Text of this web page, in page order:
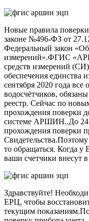
Новые правила
законе №496-ФЗ от
Федеральный закон
измерений».ФГИС
средств измерений
обеспечения единства
сентября 2020 года
водосчётчиков,
реестр. Сейчас по
прохождения поверки
системе АРШИН..До 24
прохождения поверки
то обращаться. Когда у
ваши счетчики внесут в
Здравствуйте!
ЕРЦ, чтобы
текущим